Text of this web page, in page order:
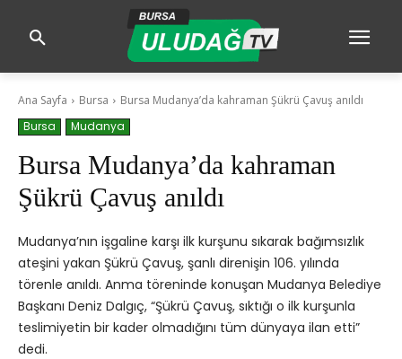
Ana Sayfa Bursa
Bursa Mudanya’da kahraman Şükrü Çavuş anıldı
Bursa
Mudanya
Bursa Mudanya’da kahraman
Şükrü Çavuş anıldı
Mudanya’nın işgaline karşı ilk kurşunu sıkarak bağımsızlık
ateşini yakan Şükrü Çavuş, şanlı direnişin 106. yılında
törenle anıldı. Anma töreninde konuşan Mudanya Belediye
Başkanı Deniz Dalgıç, “Şükrü Çavuş, sıktığı o ilk kurşunla
teslimiyetin bir kader olmadığını tüm dünyaya ilan etti”
dedi.